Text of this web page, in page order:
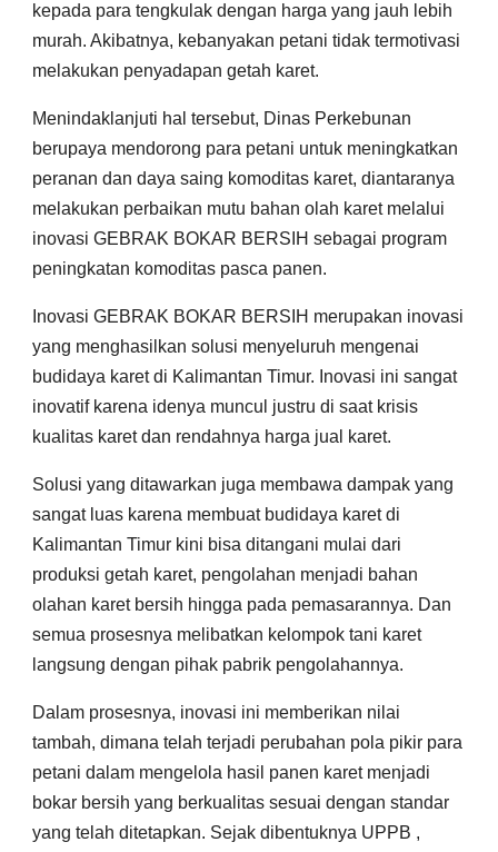
kepada para tengkulak dengan harga yang jauh lebih
murah. Akibatnya, kebanyakan petani tidak termotivasi
melakukan penyadapan getah karet.
Menindaklanjuti hal tersebut, Dinas Perkebunan
berupaya mendorong para petani untuk meningkatkan
peranan dan daya saing komoditas karet, diantaranya
melakukan perbaikan mutu bahan olah karet melalui
inovasi GEBRAK BOKAR BERSIH sebagai program
peningkatan komoditas pasca panen.
Inovasi GEBRAK BOKAR BERSIH merupakan inovasi
yang menghasilkan solusi menyeluruh mengenai
budidaya karet di Kalimantan Timur. Inovasi ini sangat
inovatif karena idenya muncul justru di saat krisis
kualitas karet dan rendahnya harga jual karet.
Solusi yang ditawarkan juga membawa dampak yang
sangat luas karena membuat budidaya karet di
Kalimantan Timur kini bisa ditangani mulai dari
produksi getah karet, pengolahan menjadi bahan
olahan karet bersih hingga pada pemasarannya. Dan
semua prosesnya melibatkan kelompok tani karet
langsung dengan pihak pabrik pengolahannya.
Dalam prosesnya, inovasi ini memberikan nilai
tambah, dimana telah terjadi perubahan pola pikir para
petani dalam mengelola hasil panen karet menjadi
bokar bersih yang berkualitas sesuai dengan standar
yang telah ditetapkan. Sejak dibentuknya UPPB ,